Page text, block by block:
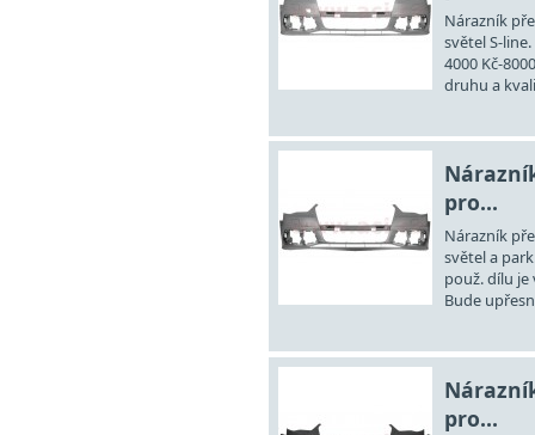
Nárazník
světel S-
4000 Kč-
druhu a
pro...
Nárazník
světel a
použ. dílu je
Bude
pro...